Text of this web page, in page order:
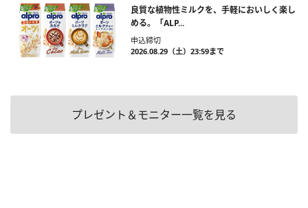
良質な植物性ミルクを、手軽においしく楽し
める。「ALP...
申込締切
2026.08.29（土）23:59まで
プレゼント＆モニター一覧を見る